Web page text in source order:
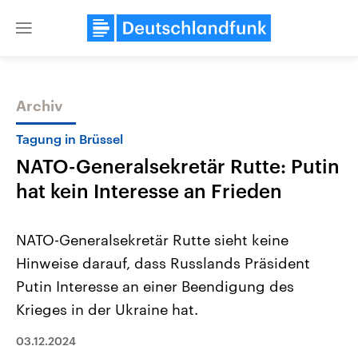
Close
Themen
USA
Aktuelle Beiträge, Analysen und
Hintergründe
Wirtschaftlich und militärisch
den mächtigsten Ländern der Erde,
Nahostkonflikt
Aktuelle Lage und
Archiv
Tagung in Brüssel
NATO-Generalsekretär Rutte: Putin
hat kein Interesse an Frieden
NATO-Generalsekretär Rutte sieht keine
Hinweise darauf, dass Russlands Präsident
Putin Interesse an einer Beendigung des
Krieges in der Ukraine hat.
03.12.2024